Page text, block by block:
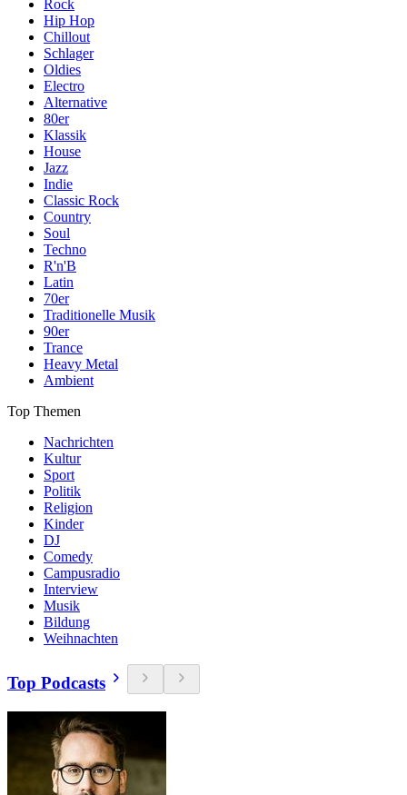
Rock
Hip Hop
Chillout
Schlager
Oldies
Electro
Alternative
80er
Klassik
House
Jazz
Indie
Classic Rock
Country
Soul
Techno
R'n'B
Latin
70er
Traditionelle Musik
90er
Trance
Heavy Metal
Ambient
Top Themen
Nachrichten
Kultur
Sport
Politik
Religion
Kinder
DJ
Comedy
Campusradio
Interview
Musik
Bildung
Weihnachten
Top Podcasts